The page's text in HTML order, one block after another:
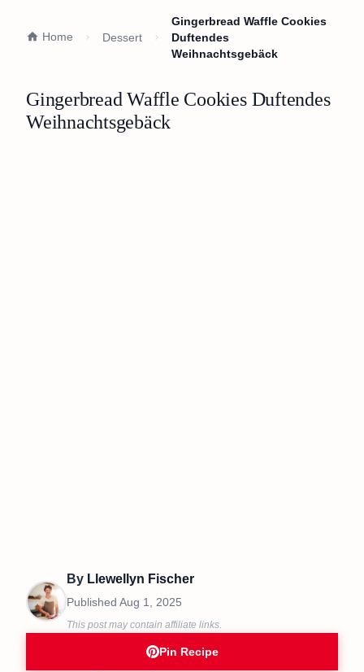
Home Dessert
Gingerbread Waffle Cookies
Duftendes
Weihnachtsgebäck
Gingerbread Waffle Cookies Duftendes
Weihnachtsgebäck
By Llewellyn Fischer
Published Aug 1, 2025
This post may contain affiliate links.
Pin Recipe